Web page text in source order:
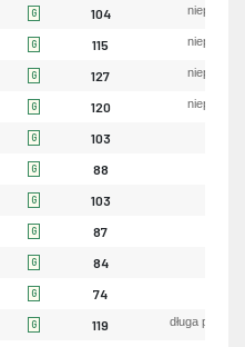
G 104
G 115
G 127
G 120
G 103
G 88
G 103
G 87
G 84
G 74
G 119 długa